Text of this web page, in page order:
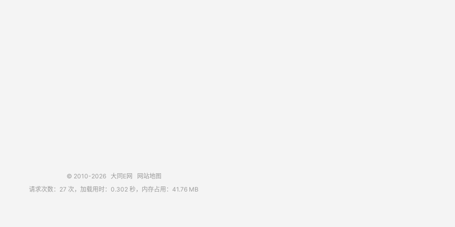
© 2010-2026 大同E网
网站地图
请求次数：27 次，加载用时：0.302 秒，内存占用：41.76 MB